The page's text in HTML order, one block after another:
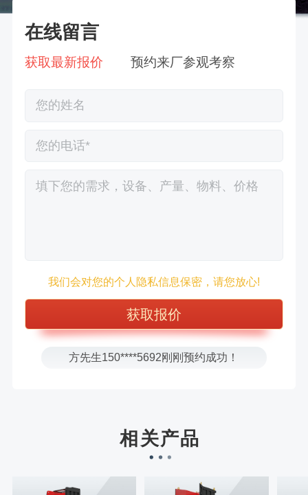
在线留言
获取最新报价 预约来厂参观考察
我们会对您的个人隐私信息保密，请您放心!
张先生156****2060刚刚预约成功！
张先生131****7997刚刚预约成功！
方先生150****5692刚刚预约成功！
徐先生132****0391刚刚预约成功！
相关产品